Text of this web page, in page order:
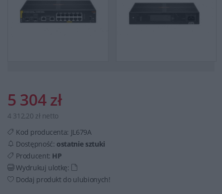
5 304 zł
4 312,20 zł netto
Kod producenta: JL679A
Dostępność: ostatnie sztuki
Producent: HP
Wydrukuj ulotkę:
Dodaj produkt do ulubionych!